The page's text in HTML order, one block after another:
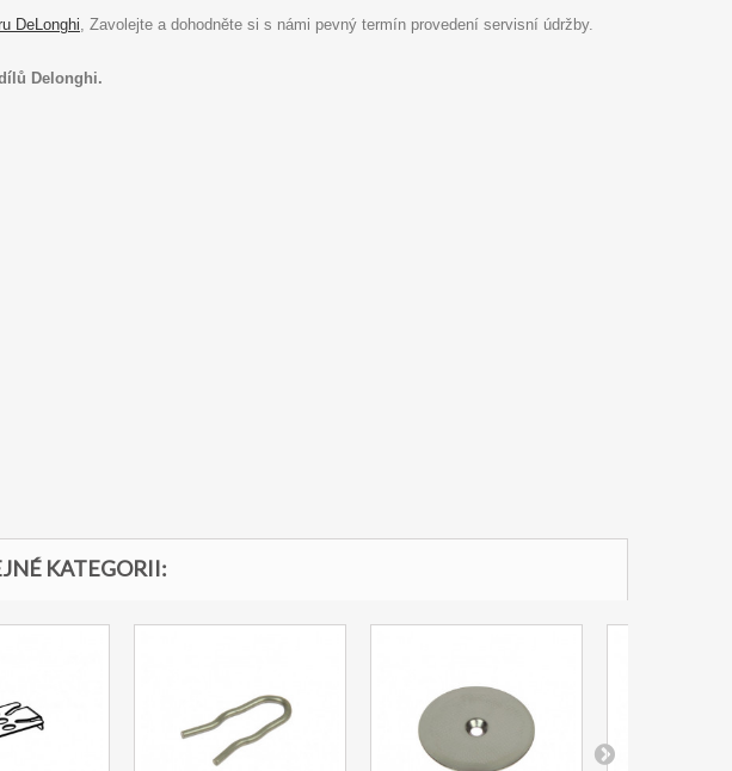
DeLonghi, Zavolejte a dohodněte si s námi pevný termín provedení servisní údržby.
Delonghi.
KATEGORII: